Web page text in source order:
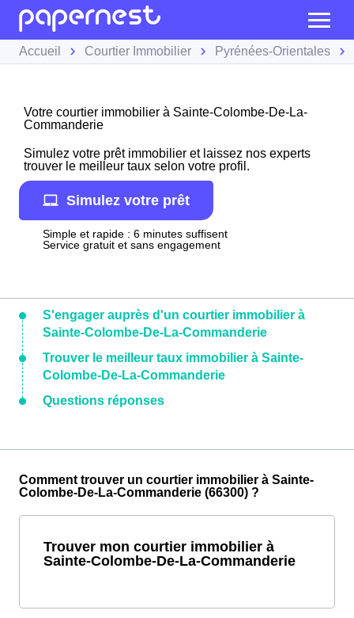
Accueil Courtier Immobilier Pyrénées-Orientales
Votre courtier immobilier à Sainte-Colombe-De-La-
Commanderie
Simulez votre prêt immobilier et laissez nos experts
trouver le meilleur taux selon votre profil.
Simulez votre prêt
Simple et rapide : 6 minutes suffisent
Service gratuit et sans engagement
S'engager auprès d'un courtier immobilier à
Sainte-Colombe-De-La-Commanderie
Trouver le meilleur taux immobilier à Sainte-
Colombe-De-La-Commanderie
Questions réponses
Comment trouver un courtier immobilier à Sainte-
Colombe-De-La-Commanderie (66300) ?
Trouver mon courtier immobilier à
Sainte-Colombe-De-La-Commanderie